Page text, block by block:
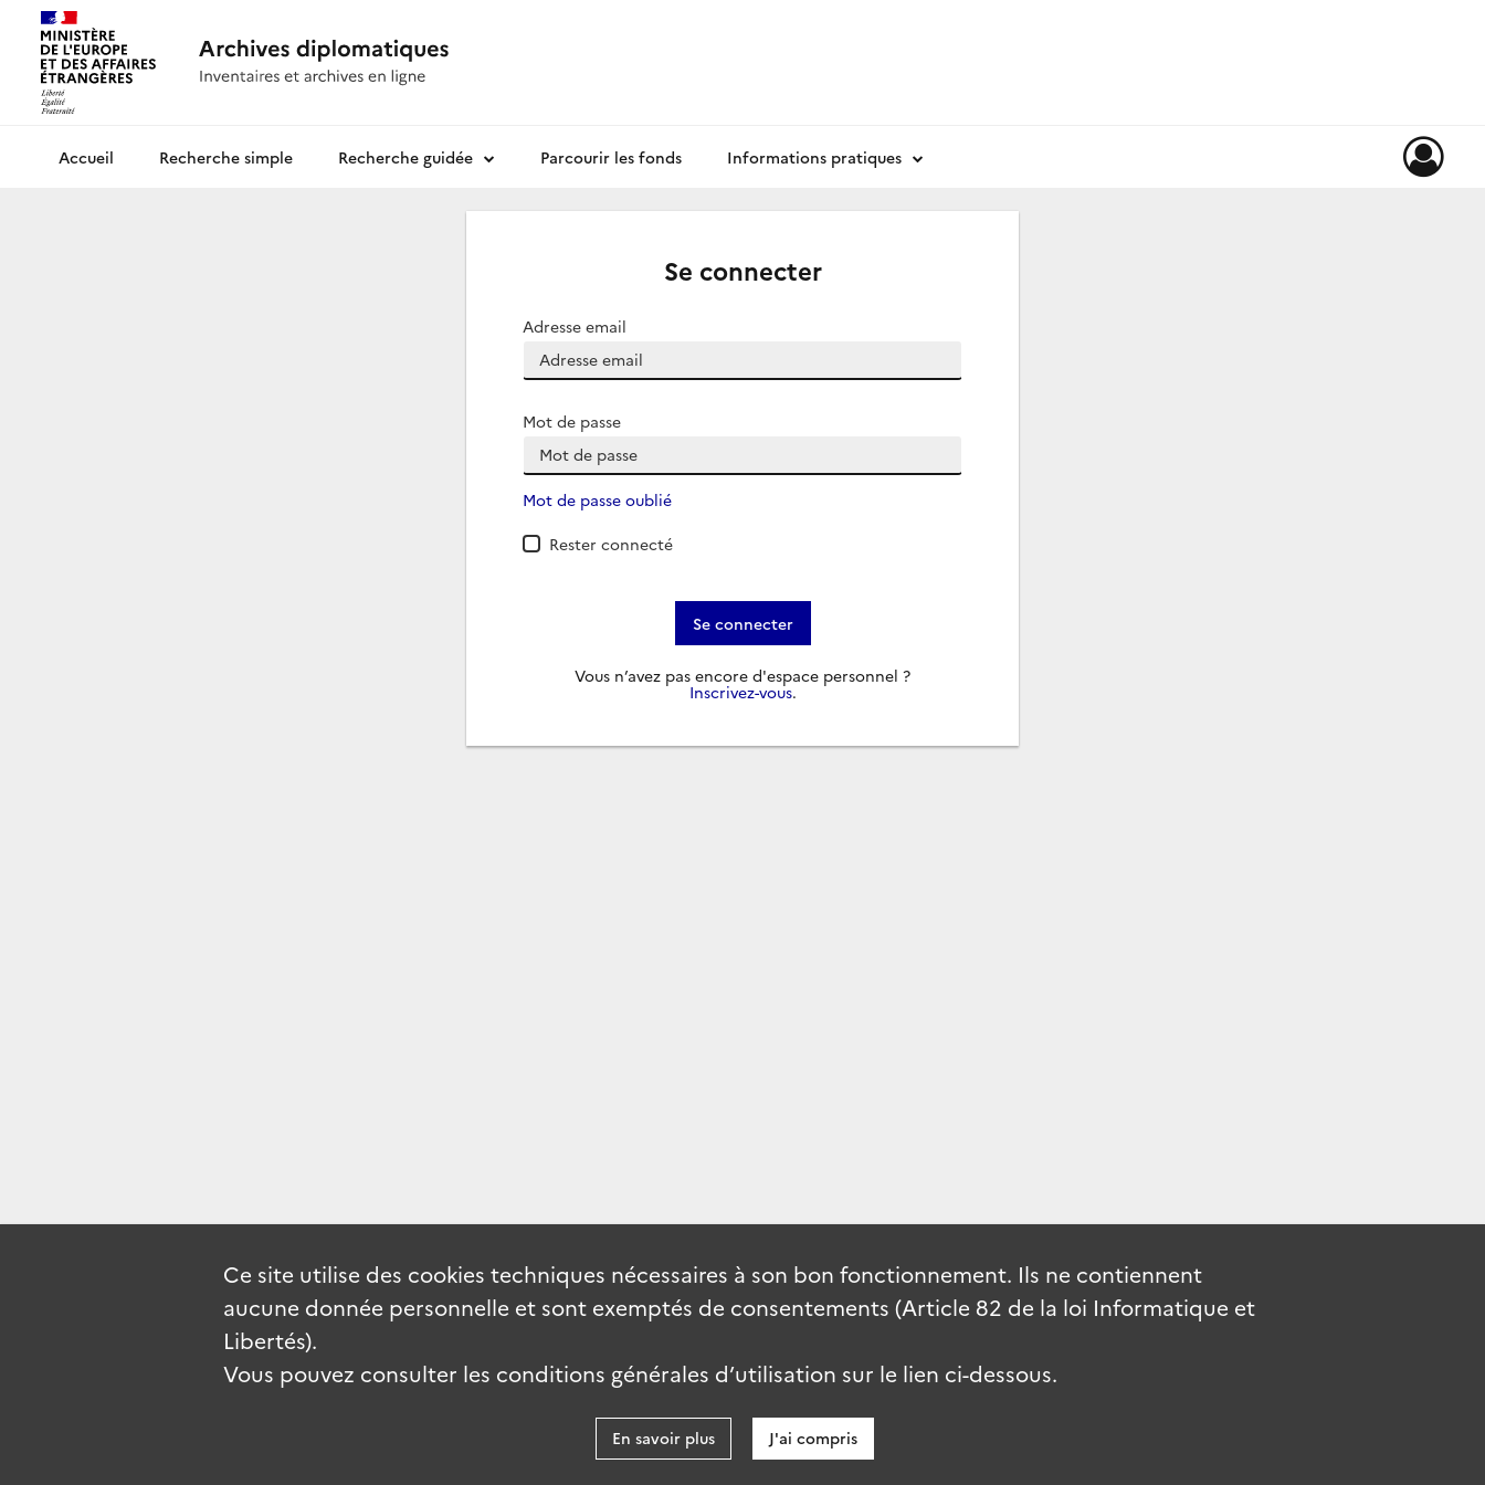
Archives diplomatiquesRecherche simple Recherche guidée Parcourir les fonds Informations pratiques
Se connecter
Adresse email
Mot de passe
Mot de passe oublié
Rester connecté
Se connecter
Vous n’avez pas encore d'espace personnel ?
Inscrivez-vous.
Ce site utilise des cookies techniques nécessaires à son bon fonctionnement. Ils ne contiennent
aucune donnée personnelle et sont exemptés de consentements (Article 82 de la loi Informatique et
Libertés).
Vous pouvez consulter les conditions générales d’utilisation sur le lien ci-dessous.
En savoir plus J'ai compris